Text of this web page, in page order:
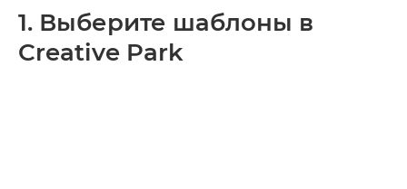
1. Выберите шаблоны в
Creative Park